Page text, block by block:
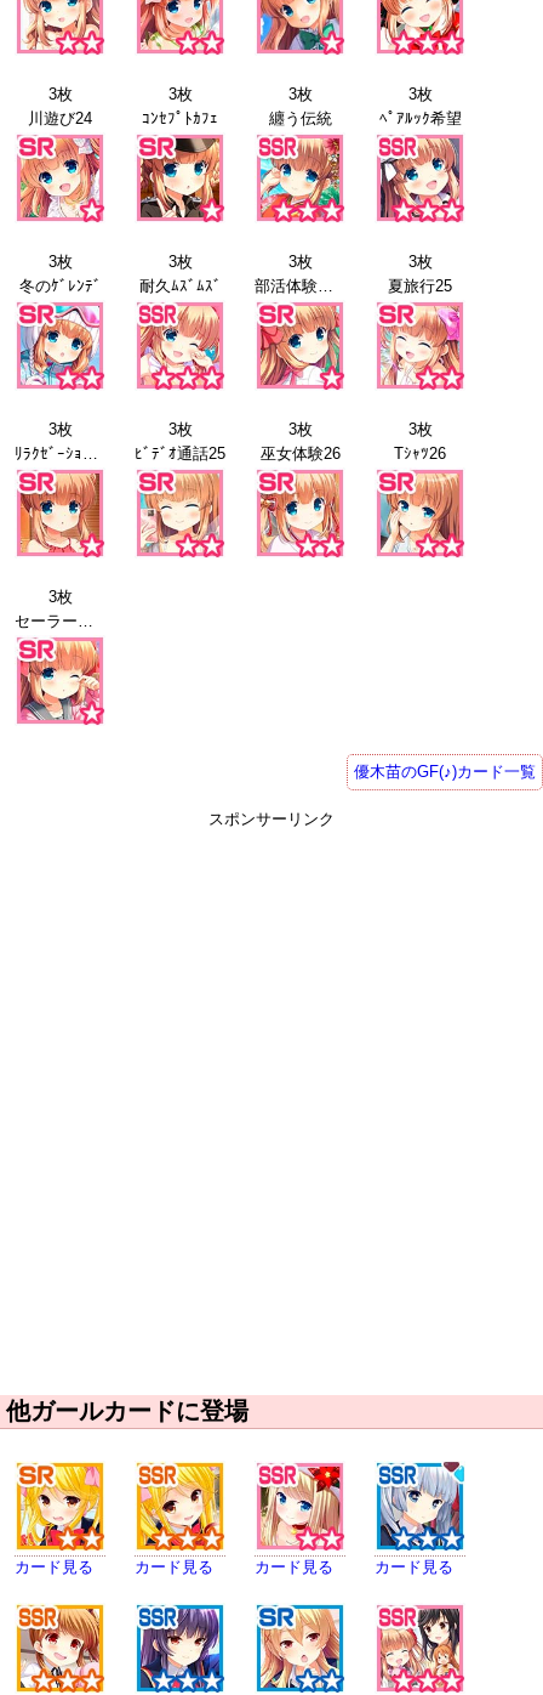
3枚
川遊び24
3枚
ｺﾝｾﾌﾟﾄｶﾌｪ
3枚
纏う伝統
3枚
ﾍﾟｱﾙｯｸ希望
3枚
冬のｹﾞﾚﾝﾃﾞ
3枚
耐久ﾑｽﾞﾑｽﾞ
3枚
部活体験会25
3枚
夏旅行25
3枚
ﾘﾗｸｾﾞｰｼｮﾝ25
3枚
ﾋﾞﾃﾞｵ通話25
3枚
巫女体験26
3枚
Tｼｬﾂ26
3枚
セーラー服26
優木苗のGF(♪)カード一覧
スポンサーリンク
他ガールカードに登場
カード見る カード見る カード見る カード見る